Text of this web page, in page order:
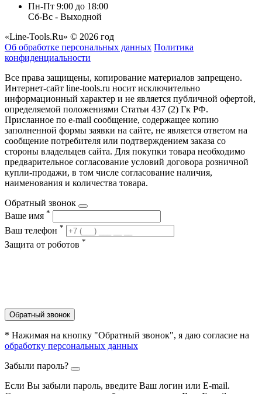
Пн-Пт 9:00 до 18:00
Сб-Вс - Выходной
«Line-Tools.Ru» © 2026 год
Об обработке персональных данных Политика
конфиденциальности
Все права защищены, копирование материалов запрещено.
Интернет-сайт line-tools.ru носит исключительно
информационный характер и не является публичной офертой,
определяемой положениями Статьи 437 (2) Гк РФ.
Присланное по e-mail сообщение, содержащее копию
заполненной формы заявки на сайте, не является ответом на
сообщение потребителя или подтверждением заказа со
стороны владельцев сайта. Для покупки товара необходимо
предварительное согласование условий договора розничной
купли-продажи, в том числе согласование наличия,
наименования и количества товара.
Обратный звонок
Ваше имя *
Ваш телефон *
Защита от роботов *
Обратный звонок
* Нажимая на кнопку "Обратный звонок", я даю согласие на
обработку персональных данных
Забыли пароль?
Если Вы забыли пароль, введите Ваш логин или Е-mail.